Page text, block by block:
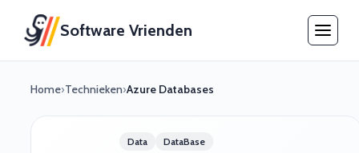
Software Vrienden
Home›Technieken›Azure Databases
Data DataBase